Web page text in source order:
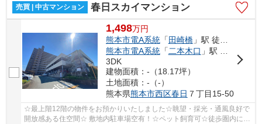
売買 | 中古マンション 春日スカイマンション
1,498万円
熊本市電A系統「 田崎橋」駅 徒歩16分
熊本市電A系統「二本木口 」駅 徒歩18分
3DK
建物面積：-（18.17坪）
土地面積：-（-）
熊本県熊本市西区春日 ７丁目15-50
☆最上階12階の物件をお預かりいたしました☆眺望・採光・通風良好で
開放感ある住空間☆ 敷地内駐車場空有！☆ペット飼育可☆徒歩圏内にコ